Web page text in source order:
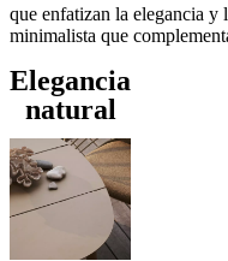
ColeccionesBeds
collectionsColecciones
almacenamiento
de
accesoriosColección
de
tejidos
y
pielesOutlet
de
Espacios
que enfatizan la elegancia y
minimalista que
Elegancia
natural